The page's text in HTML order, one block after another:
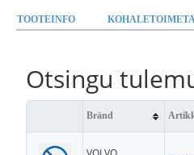
TOOTEINFO
Otsingu
Bränd